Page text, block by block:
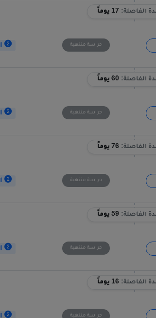
الفاصلة: 17 يوماً
حراسة منتهية
الفاصلة: 60 يوماً
حراسة منتهية
الفاصلة: 76 يوماً
حراسة منتهية
الفاصلة: 59 يوماً
حراسة منتهية
الفاصلة: 16 يوماً
حراسة منتهية